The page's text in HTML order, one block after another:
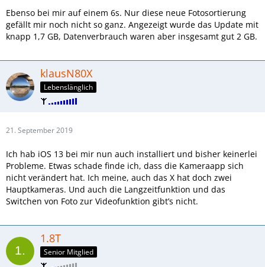
Ebenso bei mir auf einem 6s. Nur diese neue Fotosortierung
gefällt mir noch nicht so ganz. Angezeigt wurde das Update mit
knapp 1,7 GB, Datenverbrauch waren aber insgesamt gut 2 GB.
klausN80X
Lebenslänglich
21. September 2019
Ich hab iOS 13 bei mir nun auch installiert und bisher keinerlei
Probleme. Etwas schade finde ich, dass die Kameraapp sich
nicht verändert hat. Ich meine, auch das X hat doch zwei
Hauptkameras. Und auch die Langzeitfunktion und das
Switchen von Foto zur Videofunktion gibt’s nicht.
1.8T
Senior Mitglied